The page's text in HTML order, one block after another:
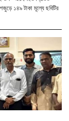
১৪৯ টাকা মূল্যে ছবিটির